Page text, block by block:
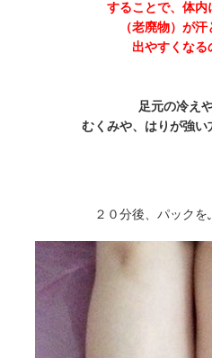
することで、体内
（老廃物）が汗
出やすくなる
足元の冷え
むくみや、はりが強い
２０分後、パックを